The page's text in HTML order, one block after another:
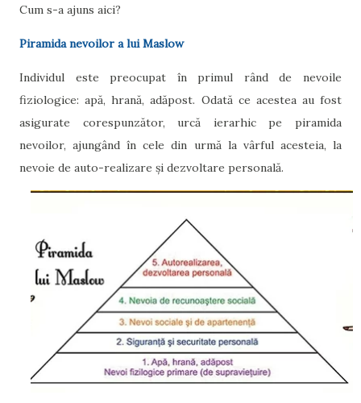
Cum s-a ajuns aici?
Piramida nevoilor a lui Maslow
Individul este preocupat în primul rând de nevoile
fiziologice: apă, hrană, adăpost. Odată ce acestea au fost
asigurate corespunzător, urcă ierarhic pe piramida
nevoilor, ajungând în cele din urmă la vârful acesteia, la
nevoie de auto-realizare și dezvoltare personală.